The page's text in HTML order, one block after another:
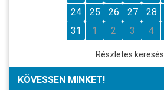
24
25 26 27 28
31
1 2 3 4
Részletes keresés
KÖVESSEN MINKET!